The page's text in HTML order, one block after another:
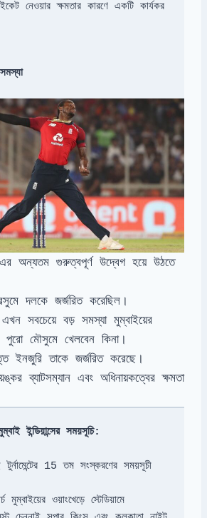
নেওয়ার ক্ষমতার কারণে একটি কার্যকর
অন্যতম গুরুত্বপূর্ণ উদ্বেগ হয়ে উঠতে
দলকে জর্জরিত করেছিল।
এখন সবচেয়ে বড় সমস্যা মুম্বাইয়ের
পুরো মৌসুমে খেলবেন কিনা।
ইনজুরি তাকে জর্জরিত করেছে।
ব্যাটসম্যান এবং অধিনায়কত্বের ক্ষমতা
ইন্ডিয়ান্সের সময়সূচি:
15 তম সংস্করণের সময়সূচী
ওয়াংখেড়ে স্টেডিয়ামে